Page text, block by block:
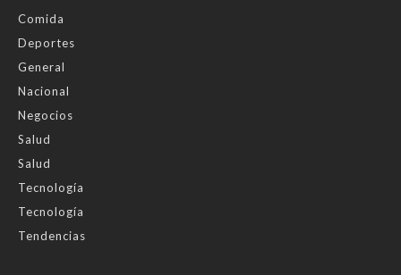
Comida
Deportes
General
Nacional
Negocios
Salud
Salud
Tecnología
Tecnología
Tendencias